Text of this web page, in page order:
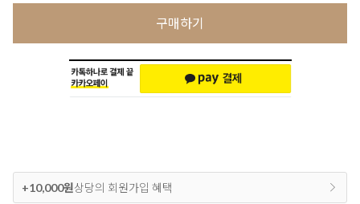
구매하기
+10,000원상당의 회원가입 혜택